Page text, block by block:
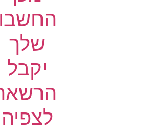
החשבון
שלך
יקבל
הרשאה
לצפיה